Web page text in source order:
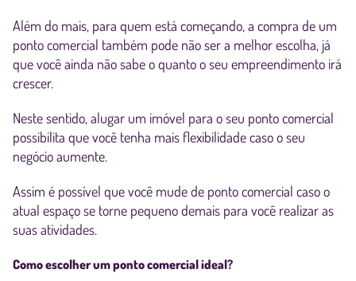
Além do mais, para quem está começando, a compra de um
ponto comercial também pode não ser a melhor escolha, já
que você ainda não sabe o quanto o seu empreendimento irá
crescer.
Neste sentido, alugar um imóvel para o seu ponto comercial
possibilita que você tenha mais flexibilidade caso o seu
negócio aumente.
Assim é possível que você mude de ponto comercial caso o
atual espaço se torne pequeno demais para você realizar as
suas atividades.
Como escolher um ponto comercial ideal?